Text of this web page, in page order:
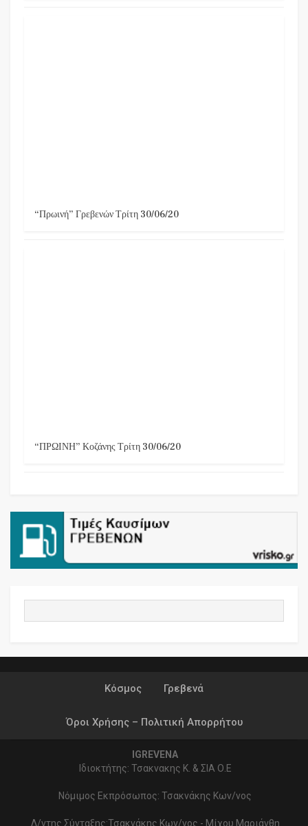
“Πρωινή” Γρεβενών Τρίτη 30/06/20
“ΠΡΩΙΝΗ” Κοζάνης Τρίτη 30/06/20
Κόσμος Γρεβενά
Όροι Χρήσης – Πολιτική Απορρήτου
IGREVENA
Ιδιοκτήτης: Τσακνακης Κ. & ΣΙΑ Ο.Ε
Νόμιμος Εκπρόσωπος: Τσακνάκης Κων/νος
Δ/ντης Σύνταξης:Τσακνάκης Κων/νος - Μίχου Μαριάνθη